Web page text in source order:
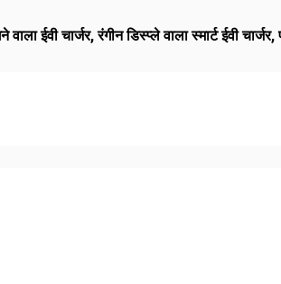
वाला ईवी चार्जर,रंगीन डिस्प्ले वाला स्मार्ट ईवी चार्जर,